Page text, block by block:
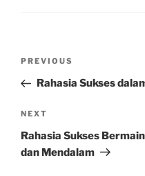
Previous
Post
PREVIOUS
Rahasia Sukses
Next
Post
NEXT
Rahasia Sukses
dan Mendalam